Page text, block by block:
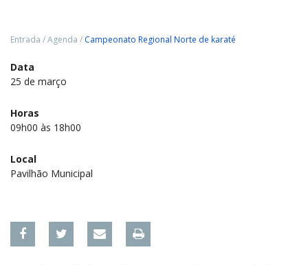
Entrada /Agenda / Campeonato Regional Norte de karaté
Data
25 de março
Horas
09h00 às 18h00
Local
Pavilhão Municipal